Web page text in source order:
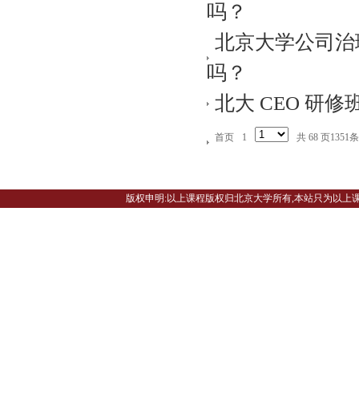
吗？
北京大学公司
吗？
北大 CEO 研修
首页 1 共 68 页1351条
版权申明:以上课程版权归北京大学所有,本站只为以